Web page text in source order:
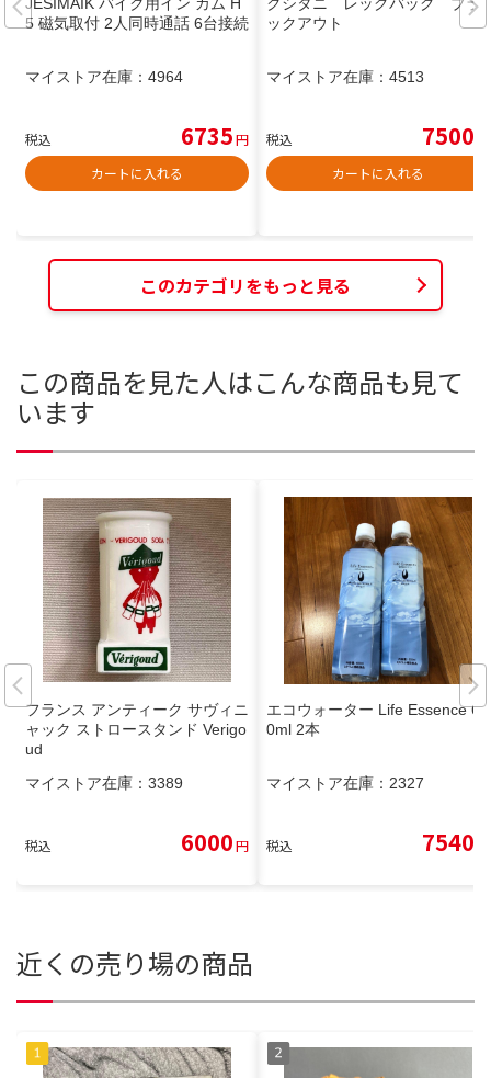
5 磁気取付 2人同時通話 6台接続
マイストア在庫： 4964
税込 6735円
カートに入れる
ックアウト
マイストア在庫： 4513
税込 7500
カートに入れる
このカテゴリをもっと見る
この商品を見た人はこんな商品も見て
います
フランス アンティーク サヴィニ
ャック ストロースタンド Verigo
ud
マイストア在庫： 3389
税込 6000円
エコウォーター Life Essence 60
0ml 2本
マイストア在庫： 2327
税込 7540
近くの売り場の商品